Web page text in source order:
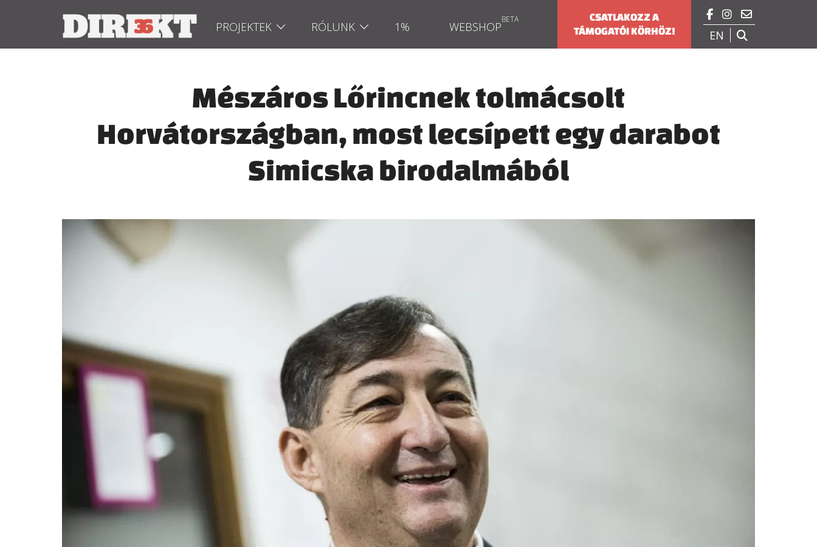
PROJEKTEK RÓLUNK 1% WEBSHOP
  
EN 
CSATLAKOZZ A
TÁMOGATÓI KÖRHÖZ!
Mészáros Lőrincnek tolmácsolt
Horvátországban, most lecsípett egy darabot
Simicska birodalmából